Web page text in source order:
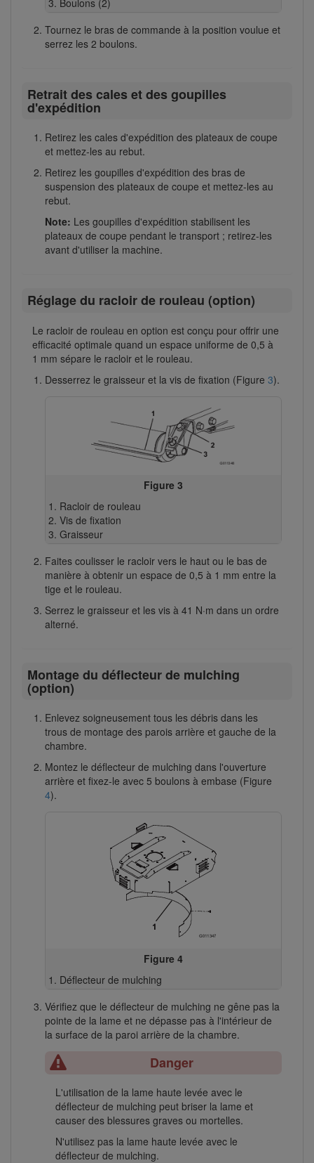
Tournez le bras de commande à la position voulue et
serrez les 2 boulons.
Retrait des cales et des goupilles
d'expédition
Retirez les cales d'expédition des plateaux de coupe
et mettez-les au rebut.
Retirez les goupilles d'expédition des bras de
suspension des plateaux de coupe et mettez-les au
rebut.
Note: Les goupilles d'expédition stabilisent les
plateaux de coupe pendant le transport ; retirez-les
avant d'utiliser la machine.
Réglage du racloir de rouleau (option)
Le racloir de rouleau en option est conçu pour offrir une
efficacité optimale quand un espace uniforme de 0,5 à
1 mm sépare le racloir et le rouleau.
Desserrez le graisseur et la vis de fixation (Figure 3).
Figure 3
Racloir de rouleau
Vis de fixation
Graisseur
Faites coulisser le racloir vers le haut ou le bas de
manière à obtenir un espace de 0,5 à 1 mm entre la
tige et le rouleau.
Serrez le graisseur et les vis à 41 N·m dans un ordre
alterné.
Montage du déflecteur de mulching
(option)
Enlevez soigneusement tous les débris dans les
trous de montage des parois arrière et gauche de la
chambre.
Montez le déflecteur de mulching dans l'ouverture
arrière et fixez-le avec 5 boulons à embase (Figure
4).
Figure 4
Déflecteur de mulching
Vérifiez que le déflecteur de mulching ne gêne pas la
pointe de la lame et ne dépasse pas à l'intérieur de
la surface de la paroi arrière de la chambre.
Danger
L'utilisation de la lame haute levée avec le
déflecteur de mulching peut briser la lame et
causer des blessures graves ou mortelles.
N'utilisez pas la lame haute levée avec le
déflecteur de mulching.